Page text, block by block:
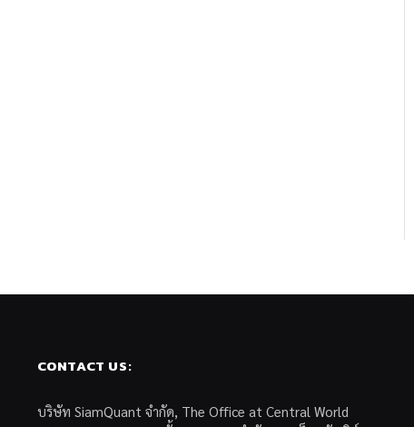
CONTACT US:
บริษัท SiamQuant จำกัด, The Office at Central World